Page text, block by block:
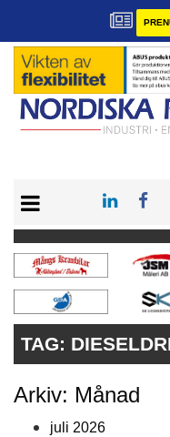
KONTAKT
VÅRA ANDRA
PRENUMERERA
ANNONSERA
TAG:
Arkiv: Månad
juli 2026